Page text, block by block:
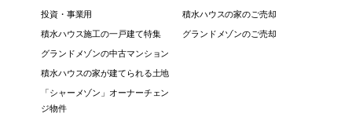
投資・事業用
積水ハウス施工の一戸建て特集
グランドメゾンの中古マンション
積水ハウスの家が建てられる土地
「シャーメゾン」オーナーチェン
ジ物件
積水ハウスの家のご売却
グランドメゾンのご売却